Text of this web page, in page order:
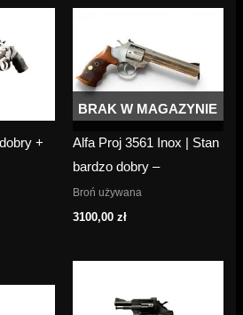
+
BRAK W MAGAZYNIE
Alfa Proj 3561 Inox | Stan
bardzo dobry –
Broń używana
3100,00 zł